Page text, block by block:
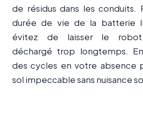
de résidus dans les conduits.
durée de vie de la batterie
évitez de laisser le robot
déchargé trop longtemps.
des cycles en votre absence
sol impeccable sans nuisance